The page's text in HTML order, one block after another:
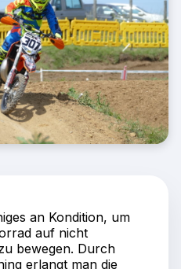
an Kondition, um
auf nicht
bewegen. Durch
erlangt man die